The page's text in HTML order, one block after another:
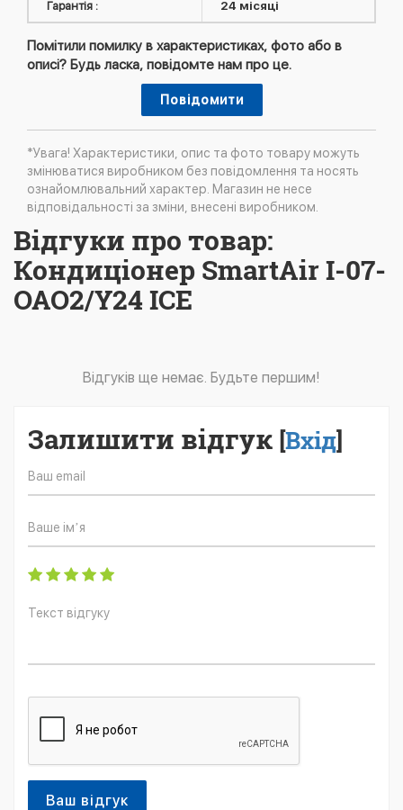
Гарантія : 24 місяці
Помітили помилку в характеристиках, фото або в
описі? Будь ласка, повідомте нам про це.
Повідомити
*Увага! Характеристики, опис та фото товару можуть
змінюватися виробником без повідомлення та носять
ознайомлювальний характер. Магазин не несе
відповідальності за зміни, внесені виробником.
Відгуки про товар:
Кондиціонер SmartAir I-07-
OAO2/Y24 ICE
Відгуків ще немає. Будьте першим!
Залишити відгук [Вхід]
Ваш відгук